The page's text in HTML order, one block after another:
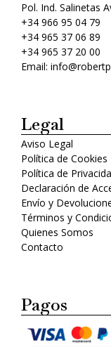
Pol. Ind. Salinetas
+34 966 95 04 79
+34 965 37 06 89
+34 965 37 20 00
Email:
Legal
Aviso Legal
Política de Cookies
Política de
Declaración de
Envío y
Términos y
Quienes Somos
Contacto
Pagos